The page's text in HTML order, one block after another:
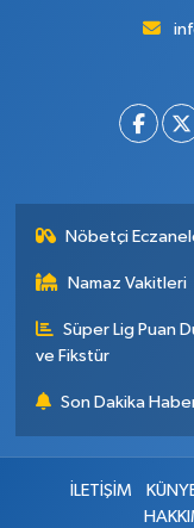
Nöbetçi
Namaz Vakitleri
Süper Lig Puan
ve Fikstür
Son Dakika
İLETİŞİM